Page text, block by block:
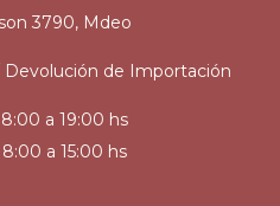
3790, Mdeo
Devolución de Importación
a 19:00 hs
a 15:00 hs